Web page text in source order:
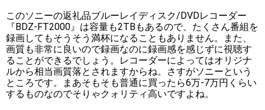
このソニーの返礼品ブルーレイディスク/DVDレコーダー
『BDZ-FT2000』は容量も2TBもあるので、たくさん番組を
録画してもそうそう満杯になることもありません。また、
画質も非常に良いので録画なのに録画感を感じずに視聴す
ることができるでしょう。レコーダーによってはオリジナ
ルから相当画質落とされますからね。さすがソニーという
ところです。まあそもそも普通に買ったら6万-7万円くらい
するものなのでそりゃクォリティ高いですよね。